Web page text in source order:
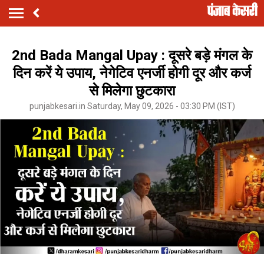
2nd Bada Mangal Upay : दूसरे बड़े मंगल के
दिन करें ये उपाय, नेगेटिव एनर्जी होगी दूर और कर्ज
से मिलेगा छुटकारा
punjabkesari.in Saturday, May 09, 2026 - 03:30 PM (IST)